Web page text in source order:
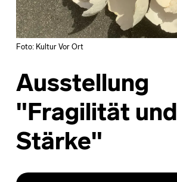
Foto: Kultur Vor Ort
Ausstellung
"Fragilität und
Stärke"
Skip back to main navigation